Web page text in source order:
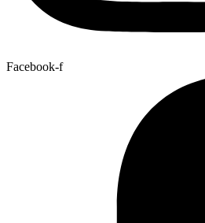
Facebook-f